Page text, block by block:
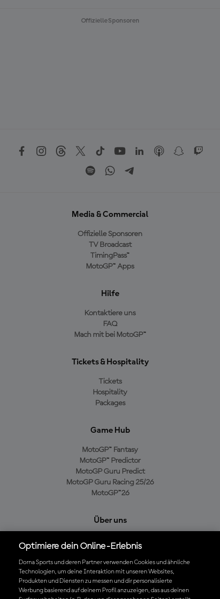
Offizielle Sponsoren
Media & Commercial
Offizielle Sponsoren
TV Broadcast
TimingPass™
MotoGP™ Apps
Hilfe
Kontaktiere uns
FAQ
Mach mit bei MotoGP™
Tickets & Hospitality
Tickets
Hospitality
Packages
Game Hub
MotoGP™ Fantasy
MotoGP™ Predictor
MotoGP Guru Predict
MotoGP Guru Racing 25/26
MotoGP™26
Über uns
Cookie-Richtlinien
Geschäftsbedingungen
Datenschutzrichtlinien
Kaufrichtlinie
Optimiere dein Online-Erlebnis
Dorna Sports und deren Partner verwenden Cookies und ähnliche
Technologien, um deine Interaktion mit unseren Websites,
Produkten und Diensten zu messen und dir personalisierte
Werbung basierend auf deinem Profil anzuzeigen, das aus deinen